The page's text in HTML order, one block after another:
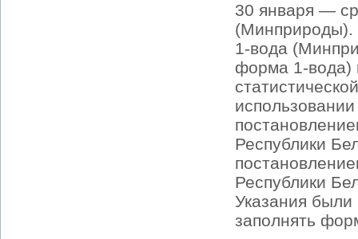
30 января —
(Минприроды).
1-вода
форма 1-вода)
Республики
Республики
Указания были
заполнять